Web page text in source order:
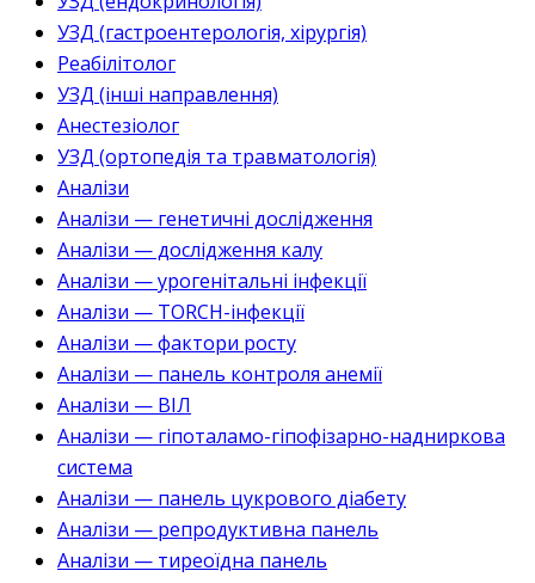
УЗД (гастроентерологія, хірургія)
Реабілітолог
УЗД (інші направлення)
Анестезіолог
УЗД (ортопедія та травматологія)
Аналізи
Аналізи — генетичні дослідження
Аналізи — дослідження калу
Аналізи — урогенітальні інфекції
Аналізи — TORCH-інфекції
Аналізи — фактори росту
Аналізи — панель контроля анемії
Аналізи — ВІЛ
Аналізи — гіпоталамо-гіпофізарно-надниркова
система
Аналізи — панель цукрового діабету
Аналізи — репродуктивна панель
Аналізи — тиреоїдна панель